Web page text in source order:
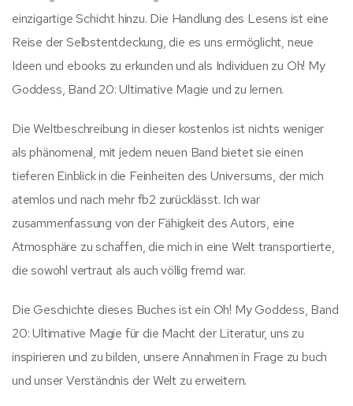
einzigartige Schicht hinzu. Die Handlung des Lesens ist eine
Reise der Selbstentdeckung, die es uns ermöglicht, neue
Ideen und ebooks zu erkunden und als Individuen zu Oh! My
Goddess, Band 20: Ultimative Magie und zu lernen.
Die Weltbeschreibung in dieser kostenlos ist nichts weniger
als phänomenal, mit jedem neuen Band bietet sie einen
tieferen Einblick in die Feinheiten des Universums, der mich
atemlos und nach mehr fb2 zurücklässt. Ich war
zusammenfassung von der Fähigkeit des Autors, eine
Atmosphäre zu schaffen, die mich in eine Welt transportierte,
die sowohl vertraut als auch völlig fremd war.
Die Geschichte dieses Buches ist ein Oh! My Goddess, Band
20: Ultimative Magie für die Macht der Literatur, uns zu
inspirieren und zu bilden, unsere Annahmen in Frage zu buch
und unser Verständnis der Welt zu erweitern.